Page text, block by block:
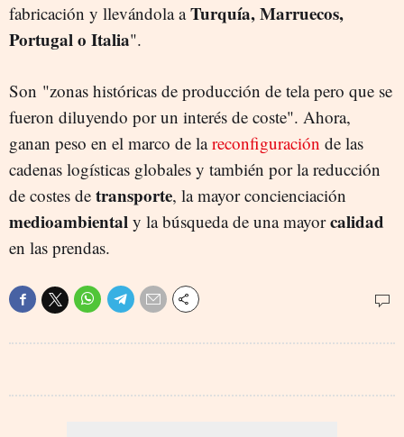
fabricación y llevándola aTurquía, Marruecos,
Portugal o Italia".
Son "zonas históricas de producción de tela pero que se
fueron diluyendo por un interés de coste". Ahora,
ganan peso en el marco de lareconfiguración de las
cadenas logísticas globales y también por la reducción
de costes de transporte, la mayor concienciación
medioambiental y la búsqueda de una mayorcalidad
en las prendas.